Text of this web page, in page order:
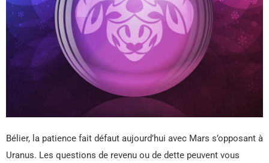
Bélier, la patience fait défaut aujourd’hui avec Mars s’opposant à
Uranus. Les questions de revenu ou de dette peuvent vous